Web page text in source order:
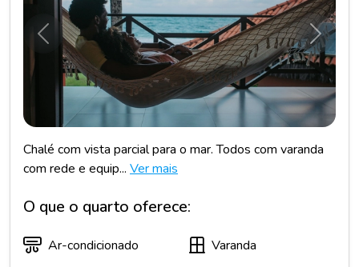
Anterior
Chalé com vista parcial para o mar. Todos com varanda
com rede e equip... Ver mais
O que o quarto oferece:
Ar-condicionado
Varanda